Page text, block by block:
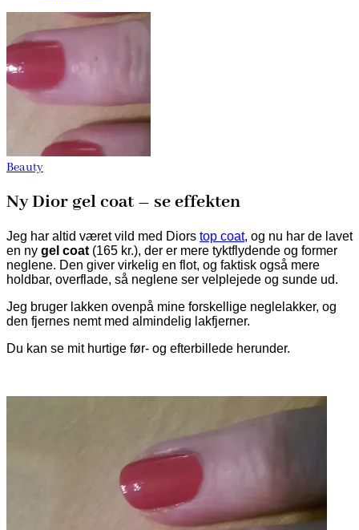
Beauty
Ny Dior gel coat – se effekten
Jeg har altid været vild med Diors top coat, og nu har de lavet
en ny gel coat (165 kr.), der er mere tyktflydende og former
neglene. Den giver virkelig en flot, og faktisk også mere
holdbar, overflade, så neglene ser velplejede og sunde ud.
Jeg bruger lakken ovenpå mine forskellige neglelakker, og
den fjernes nemt med almindelig lakfjerner.
Du kan se mit hurtige før- og efterbillede herunder.